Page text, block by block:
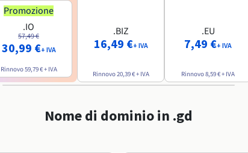
Promozione
.IO
57,49 €
30,99 €+ IVA
Rinnovo59,79 €+ IVA
.BIZ
16,49 €+ IVA
Rinnovo20,39 €+ IVA
.EU
7,49 €+ IVA
Rinnovo8,59 €+ IVA
Nome di dominio in .gd